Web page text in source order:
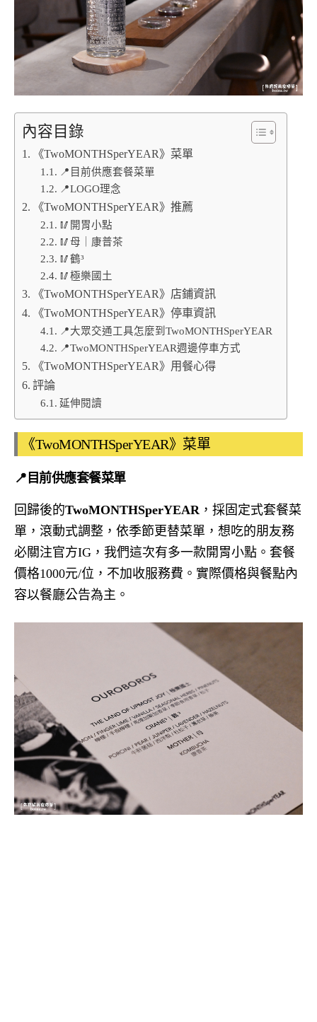
內容目錄
《TwoMONTHSperYEAR》菜單
📍目前供應套餐菜單
📍LOGO理念
《TwoMONTHSperYEAR》推薦
🥢開胃小點
🥢母｜康普茶
🥢鶴³
🥢極樂國土
《TwoMONTHSperYEAR》店鋪資訊
《TwoMONTHSperYEAR》停車資訊
📍大眾交通工具怎麼到TwoMONTHSperYEAR
📍TwoMONTHSperYEAR週邊停車方式
《TwoMONTHSperYEAR》用餐心得
評論
延伸閱讀
《TwoMONTHSperYEAR》菜單
📍目前供應套餐菜單
回歸後的TwoMONTHSperYEAR ，採固定式套餐菜
單，滾動式調整，依季節更替菜單，想吃的朋友務
必關注官方IG，我們這次有多一款開胃小點。套餐
價格1000元/位，不加收服務費。實際價格與餐點內
容以餐廳公告為主。